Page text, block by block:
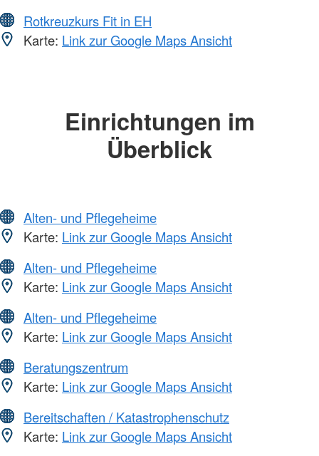
Rotkreuzkurs Fit in EH
Karte: Link zur Google Maps Ansicht
Einrichtungen im
Überblick
Alten- und Pflegeheime
Karte: Link zur Google Maps Ansicht
Alten- und Pflegeheime
Karte: Link zur Google Maps Ansicht
Alten- und Pflegeheime
Karte: Link zur Google Maps Ansicht
Beratungszentrum
Karte: Link zur Google Maps Ansicht
Bereitschaften / Katastrophenschutz
Karte: Link zur Google Maps Ansicht